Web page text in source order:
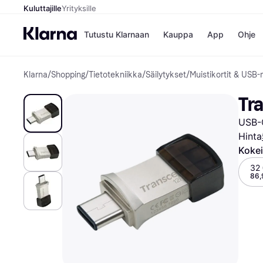
KuluttajilleYrityksille
Tutustu Klarnaan Kauppa
Kaupat
Gigantti
H&M
Peten
Wolt
App Ohje
Klarna/Shopping/Tietotekniikka/Säilytykset/Muistikortit &
Hinta
32